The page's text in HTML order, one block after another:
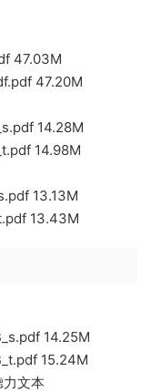
47.03M
47.20M
14.28M
14.98M
13.13M
13.43M
14.25M
15.24M
文本